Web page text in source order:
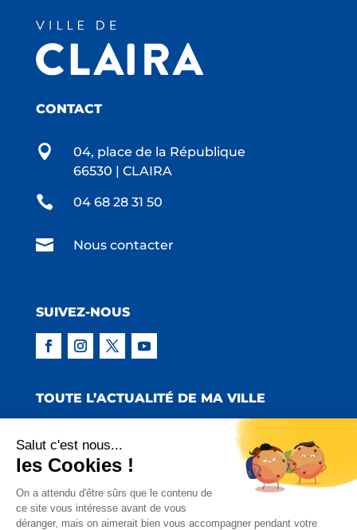
CONTACT

04, place de la République
66530 | CLAIRA
 04 68 28 31 50
 Nous contacter
SUIVEZ-NOUS
TOUTE L’ACTUALITÉ DE MA VILLE
Copyright © 2022 Mairie de Claira | Réalisation
:Emmaluc Communication
Salut c'est nous...
les Cookies !
On a attendu d'être sûrs que le contenu de
ce site vous intéresse avant de vous
déranger, mais on aimerait bien vous accompagner pendant votre